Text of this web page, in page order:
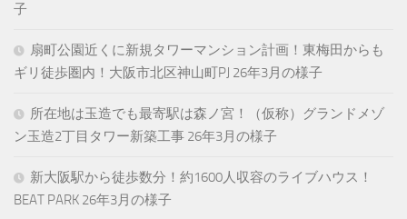
子
扇町公園近くに新規タワーマンション計画！東梅田からも
ギリ徒歩圏内！大阪市北区神山町PJ 26年3月の様子
所在地は玉造でも最寄駅は森ノ宮！（仮称）グランドメゾ
ン玉造2丁目タワー新築工事 26年3月の様子
新大阪駅から徒歩数分！約1600人収容のライブハウス！
BEAT PARK 26年3月の様子